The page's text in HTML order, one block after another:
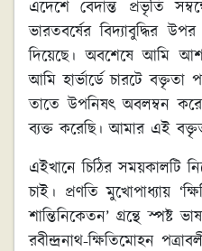
এদেশে বেদান্ত প্রভৃতি
ভারতবর্ষের বিদ্যাবুদ্ধির
দিয়েছে। অবশেষে আমি
আমি হার্ভার্ডে চারটে
তাতে উপনিষৎ অবলম্বন
ব্যক্ত করেছি। আমার এই
এইখানে চিঠির সময়কালটি
চাই। প্রণতি মুখোপাধ্যায়
শান্তিনিকেতন’ গ্রন্থে স্পষ্ট
রবীন্দ্রনাথ-ক্ষিতিমোহন